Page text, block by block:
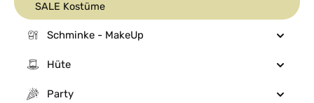
SALE Kostüme
Schminke - MakeUp
Hüte
Party